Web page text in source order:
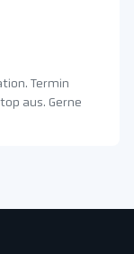
Termin
aus. Gerne